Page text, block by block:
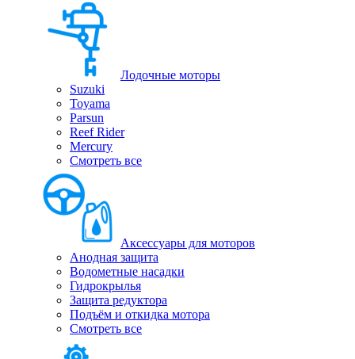
Лодочные моторы
Suzuki
Toyama
Parsun
Reef Rider
Mercury
Смотреть все
Аксессуары для моторов
Анодная защита
Водометные насадки
Гидрокрылья
Защита редуктора
Подъём и откидка мотора
Смотреть все